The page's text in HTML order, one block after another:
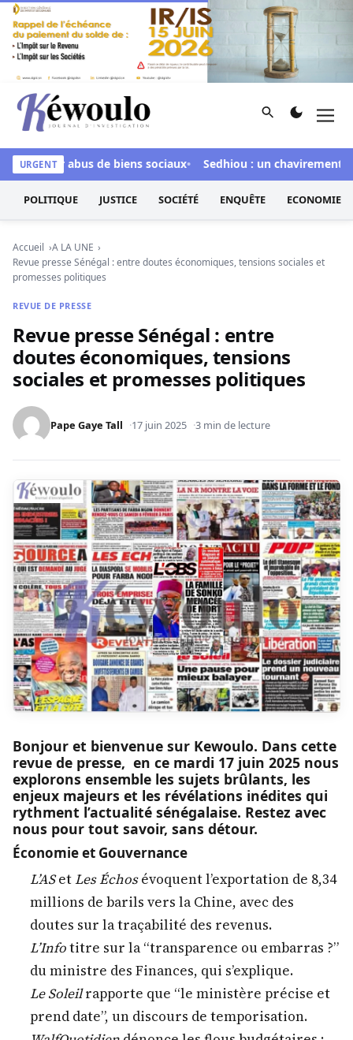
Aller au contenu
Kéwoulo, le premier site d'information et d'investigation
Rechercher
URGENT
pour abus de biens sociaux Sedhiou : un chavirement de
POLITIQUE JUSTICE SOCIÉTÉ ENQUÊTE ECONOMIE
Accueil
A LA UNE
Revue presse Sénégal : entre doutes économiques, tensions sociales et
promesses politiques
REVUE DE PRESSE
Revue presse Sénégal : entre
doutes économiques, tensions
sociales et promesses politiques
Pape Gaye Tall 17 juin 2025 3 min de lecture
Bonjour et bienvenue sur Kewoulo. Dans cette
revue de presse, en ce mardi 17 juin 2025 nous
explorons ensemble les sujets brûlants, les
enjeux majeurs et les révélations inédites qui
rythment l’actualité sénégalaise. Restez avec
nous pour tout savoir, sans détour.
Économie et Gouvernance
L’ASetLes Échosévoquent l’exportation de 8,34
millions de barils vers la Chine, avec des
doutes sur la traçabilité des revenus.
L’Infotitre sur la “transparence ou embarras ?”
du ministre des Finances, qui s’explique.
Le Soleilrapporte que “le ministère précise et
prend date”, un discours de temporisation.